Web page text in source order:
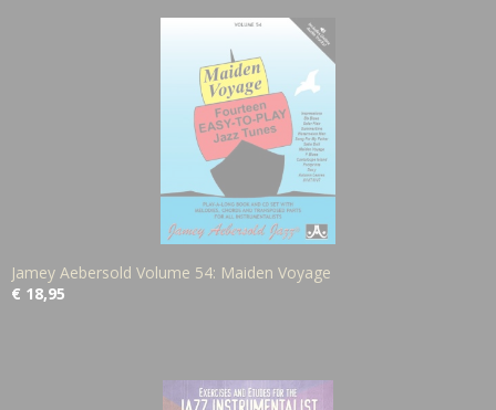
Jamey Aebersold Volume 54: Maiden Voyage
€ 18,95